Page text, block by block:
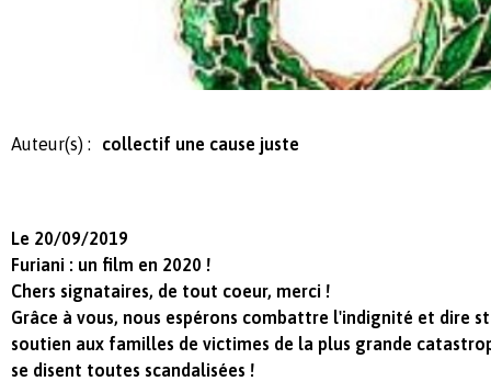
Auteur(s) : collectif une cause juste
Le 20/09/2019
Furiani : un film en 2020 !
Chers signataires, de tout coeur, merci !
Grâce à vous, nous espérons combattre l'indignité et dire
soutien aux familles de victimes de la plus grande
se disent toutes scandalisées !